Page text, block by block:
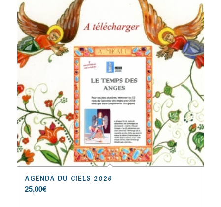
AGENDA DU CIELS 2026
25,00€